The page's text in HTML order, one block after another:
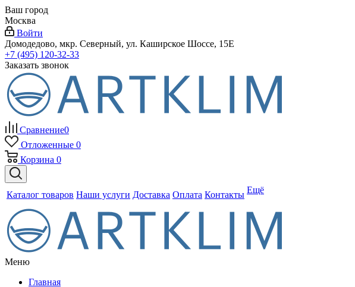
Ваш город
Москва
Войти
Домодедово, мкр. Северный, ул. Каширское Шоссе, 15Е
+7 (495) 120-32-33
Заказать звонок
Сравнение0
Отложенные 0
Корзина 0
Каталог товаров Наши услуги Доставка Оплата Контакты Ещё
Меню
Главная